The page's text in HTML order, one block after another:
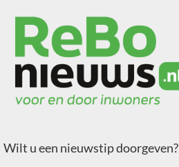
Wilt u een nieuwstip doorgeven?